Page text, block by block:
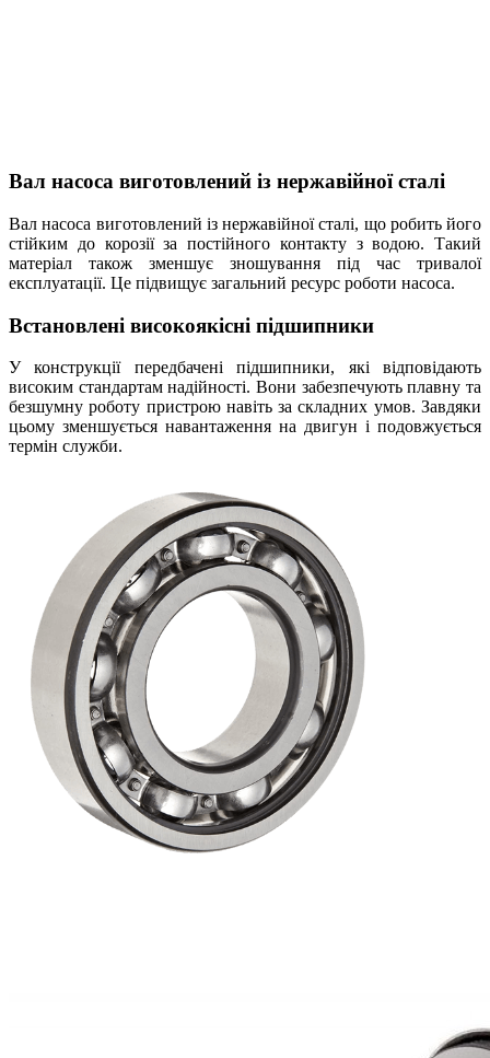
Вал насоса виготовлений із нержавійної сталі
Вал насоса виготовлений із нержавійної сталі, що робить його
стійким до корозії за постійного контакту з водою. Такий
матеріал також зменшує зношування під час тривалої
експлуатації. Це підвищує загальний ресурс роботи насоса.
Встановлені високоякісні підшипники
У конструкції передбачені підшипники, які відповідають
високим стандартам надійності. Вони забезпечують плавну та
безшумну роботу пристрою навіть за складних умов. Завдяки
цьому зменшується навантаження на двигун і подовжується
термін служби.